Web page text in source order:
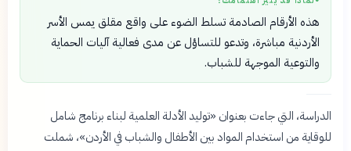
هذه الأرقام الصادمة تسلط الضوء على واقع مقلق يمس الأسر
الأردنية مباشرة، وتدعو للتساؤل عن مدى فعالية آليات الحماية
والتوعية الموجهة للشباب.
الدراسة، التي جاءت بعنوان «توليد الأدلة العلمية لبناء برنامج شامل
للوقاية من استخدام المواد بين الأطفال والشباب في الأردن»، شملت